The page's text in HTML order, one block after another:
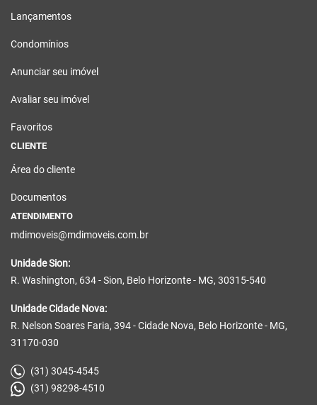
Lançamentos
Condomínios
Anunciar seu imóvel
Avaliar seu imóvel
Favoritos
CLIENTE
Área do cliente
Documentos
ATENDIMENTO
mdimoveis@mdimoveis.com.br
Unidade Sion:
R. Washington, 634 - Sion, Belo Horizonte - MG, 30315-540
Unidade Cidade Nova:
R. Nelson Soares Faria, 394 - Cidade Nova, Belo Horizonte - MG,
31170-030
(31) 3045-4545
(31) 98298-4510